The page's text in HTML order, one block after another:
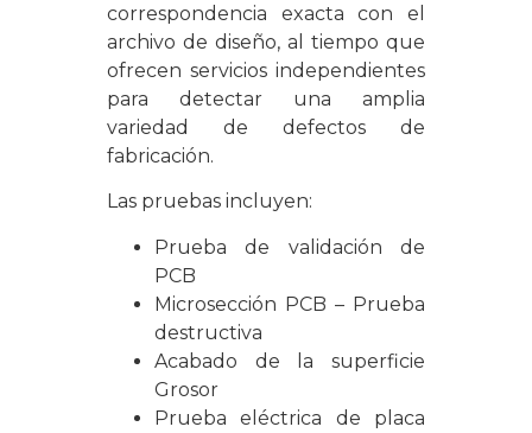
correspondencia exacta con el
archivo de diseño, al tiempo que
ofrecen servicios independientes
para detectar una amplia
variedad de defectos de
fabricación.
Las pruebas incluyen:
Prueba de validación de
PCB
Microsección PCB – Prueba
destructiva
Acabado de la superficie
Grosor
Prueba eléctrica de placa